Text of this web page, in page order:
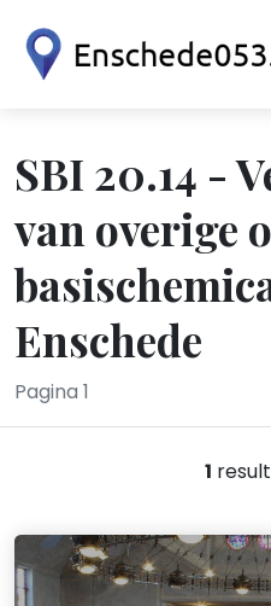
SBI 20.14 -
van overige
Enschede
Pagina 1
1